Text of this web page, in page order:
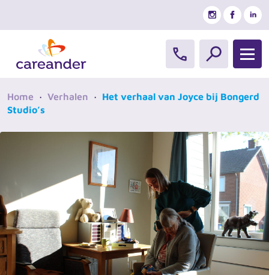
Home · Verhalen ·
Het verhaal van Joyce bij Bongerd
Studio’s